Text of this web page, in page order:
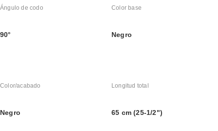
Ángulo de codo
90°
Color base
Negro
Color/acabado
Negro
Longitud total
65 cm (25-1/2")